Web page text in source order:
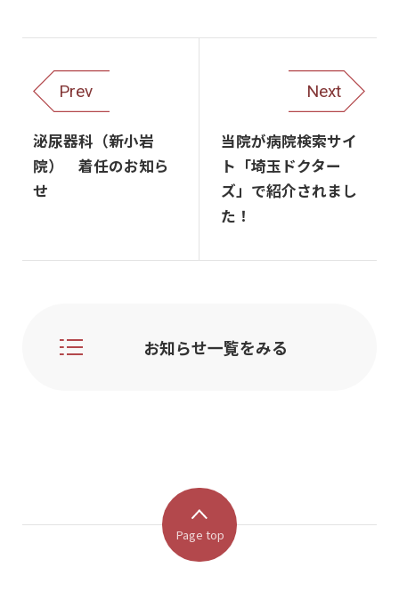
Prev
泌尿器科（新小岩
院） 着任のお知ら
せ
Next
当院が病院検索サイ
ト「埼玉ドクター
ズ」で紹介されまし
た！
お知らせ一覧をみる
Page top